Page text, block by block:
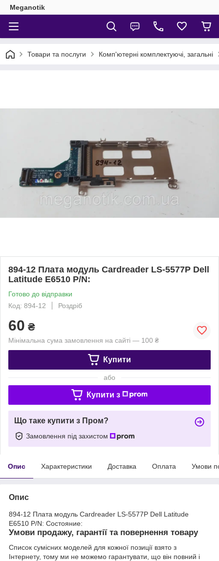
Meganotik
Товари та послуги Комп'ютерні комплектуючі, загальні
894-12 Плата модуль Cardreader LS-5577P Dell
Latitude E6510 P/N:
Готово до відправки
Код: 894-12
Роздріб
60 ₴
Мінімальна сума замовлення на сайті — 100 ₴
Купити
або
Купити з
Що таке купити з Пром?
Замовлення під захистом
Опис Характеристики Доставка Оплата Умови
Опис
894-12 Плата модуль Cardreader LS-5577P Dell Latitude
E6510 P/N: Состояние:
Умови продажу, гарантії та повернення товару
Список сумісних моделей для кожної позиції взято з
Інтернету, тому ми не можемо гарантувати, що він повний і